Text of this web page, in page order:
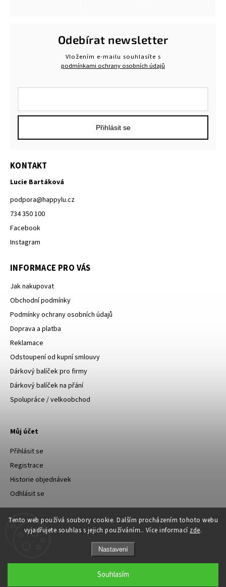
Tento web používá soubory cookie. Dalším procházením tohoto webu
vyjadřujete souhlas s jejich používáním.. Více informací zde.
Nastavení
Souhlasím
KONTAKT
Lucie Bartáková
podpora@happylu.cz
734 350 100
Facebook
Instagram
INFORMACE PRO VÁS
Jak nakupovat
Obchodní podmínky
Podmínky ochrany osobních údajů
Doprava a platba
Reklamace
Odstoupení od kupní smlouvy
Dárkový balíček pro firmy
Dárkový balíček na přání
Spolupráce / velkoobchod
Můj účet
Přihlásit se
Registrace
Historie objednávek
Odhlásit se
Odebírat newsletter
Vložením e-mailu souhlasíte s
podmínkami ochrany osobních údajů
Přihlásit se